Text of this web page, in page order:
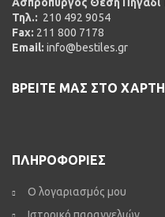
Ασπρόπυργος Θέση Πηγάδι
Τηλ.: 210 492 9054
Fax: 211 800 7178
Email: info@bestiles.gr
ΒΡΕΙΤΕ ΜΑΣ ΣΤΟ ΧΑΡΤΗ
ΠΛΗΡΟΦΟΡΙΕΣ
Ο λογαριασμός μου